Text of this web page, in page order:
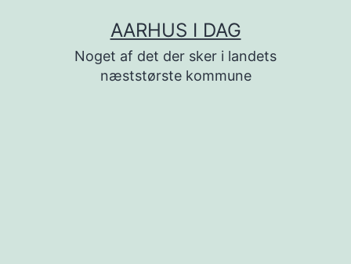
AARHUS I DAG
Noget af det der sker i landets
næststørste kommune